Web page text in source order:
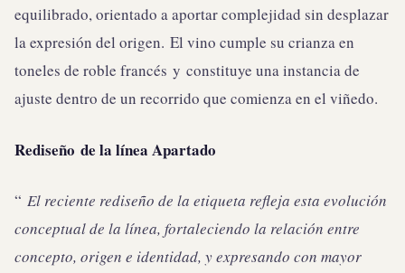
equilibrado, orientado a aportar complejidad sin desplazar
la expresión del origen. El vino cumple su crianza en
toneles de roble francés y constituye una instancia de
ajuste dentro de un recorrido que comienza en el viñedo.
Rediseño de la línea Apartado
“ El reciente rediseño de la etiqueta refleja esta evolución
conceptual de la línea, fortaleciendo la relación entre
concepto, origen e identidad, y expresando con mayor